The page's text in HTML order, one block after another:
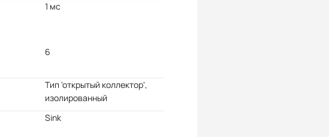
1 мс
6
Тип 'открытый коллектор',
изолированный
Sink